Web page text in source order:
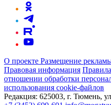
О проекте Размещение
Правовая информация
отношении обработки
использования cookie-файлов
Редакция: 625003, г. Тюмень,